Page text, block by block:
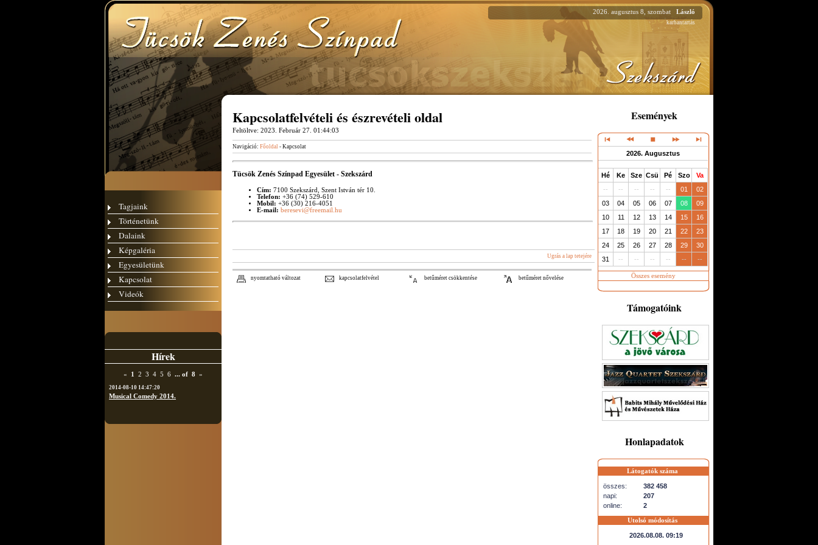
2026. augusztus 8, szombat László
karbantartás
Tagjaink
Történetünk
Dalaink
Képgaléria
Egyesületünk
Kapcsolat
Videók
Hírek
« 1 2 3 4 5 6 ... of 8 »
2014-08-10 14:47:20
Musical Comedy 2014.
Kapcsolatfelvételi és észrevételi oldal
Feltöltve: 2023. Február 27. 01:44:03
Navigáció: Főoldal - Kapcsolat
Tücsök Zenés Színpad Egyesület - Szekszárd
Cím: 7100 Szekszárd, Szent István tér 10.
Telefon: +36 (74) 529-610
Mobil: +36 (30) 216-4051
E-mail: beresevi@freemail.hu
Ugrás a lap tetejére
nyomtatható változat kapcsolatfelvétel betűméret csökkentése betűméret nővelése
Események
2026. Augusztus
Hé Ke Sze Csü Pé Szo
Va
--
-- -- -- -- 01
02
03
04 05 06 07 08
09
10
11 12 13 14 15
16
17
18 19 20 21 22
23
24
25 26 27 28 29
30
31
-- -- -- -- -- --
Összes esemény
Támogatóink
Honlapadatok
Látogatók száma
összes:
382 458
napi:
207
online:
2
Utolsó módosítás
2026.08.08. 09:19